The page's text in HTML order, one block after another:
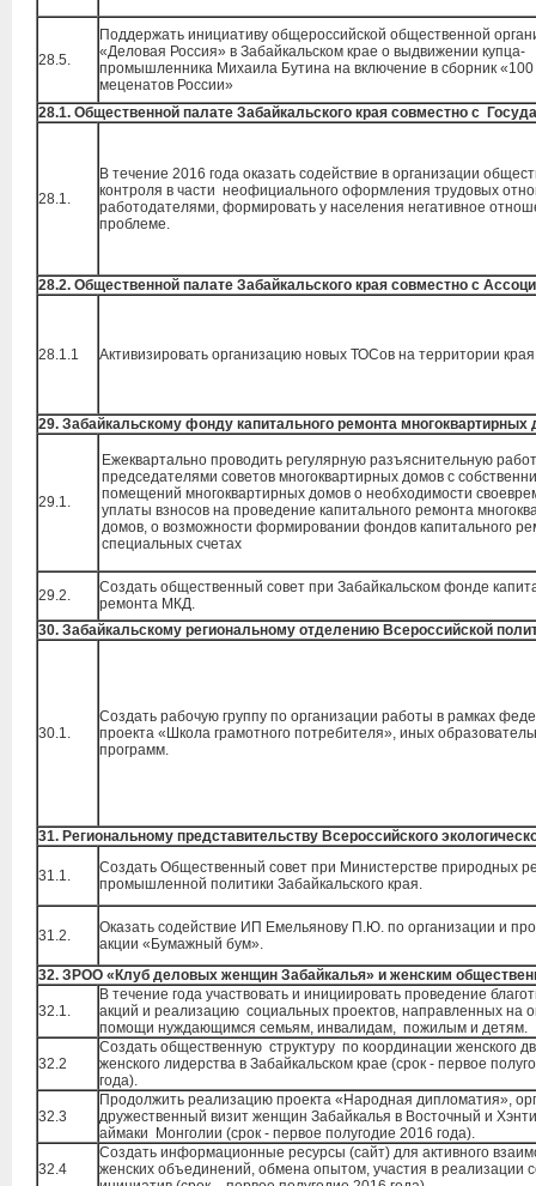
28.5.
Поддержать инициативу общероссийской общественной
«Деловая Россия» в Забайкальском крае о выдвижении купца-
промышленника Михаила Бутина на включение в сборник «100
меценатов России»
28.1. Общественной палате Забайкальского края совместно с
28.1.
В течение 2016 года оказать содействие в организации
контроля в части неофициального оформления трудовых
работодателями, формировать у населения негативное
проблеме.
28.2. Общественной палате Забайкальского края совместно с
28.1.1 Активизировать организацию новых ТОСов на территории
29. Забайкальскому фонду капитального ремонта многоквартирных
29.1.
Ежеквартально проводить регулярную разъяснительную
председателями советов многоквартирных домов с
помещений многоквартирных домов о необходимости
уплаты взносов на проведение капитального ремонта
домов, о возможности формировании фондов капитального
специальных счетах
29.2.
Создать общественный совет при Забайкальском фонде
ремонта МКД.
30. Забайкальскому региональному отделению Всероссийской
30.1.
Создать рабочую группу по организации работы в рамках
проекта «Школа грамотного потребителя», иных
программ.
31. Региональному представительству Всероссийского
31.1.
Создать Общественный совет при Министерстве природных
промышленной политики Забайкальского края.
31.2.
Оказать содействие ИП Емельянову П.Ю. по организации и
акции «Бумажный бум».
32. ЗРОО «Клуб деловых женщин Забайкалья» и женским
32.1.
В течение года участвовать и инициировать проведение
акций и реализацию социальных проектов, направленных на
помощи нуждающимся семьям, инвалидам, пожилым и детям.
32.2
Создать общественную структуру по координации женского
женского лидерства в Забайкальском крае (срок - первое
года).
32.3
Продолжить реализацию проекта «Народная дипломатия»,
дружественный визит женщин Забайкалья в Восточный и
аймаки Монголии (срок - первое полугодие 2016 года).
32.4
Создать информационные ресурсы (сайт) для активного
женских объединений, обмена опытом, участия в реализации